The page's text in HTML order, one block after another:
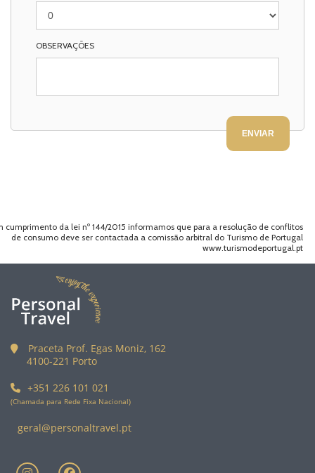
OBSERVAÇÕES
cumprimento da lei nº 144/2015 informamos que para a resolução de conflitos
de consumo deve ser contactada a comissão arbitral do Turismo de Portugal
www.turismodeportugal.pt
Praceta Prof. Egas Moniz, 162
4100-221 Porto
+351 226 101 021
(Chamada para Rede Fixa Nacional)
geral@personaltravel.pt